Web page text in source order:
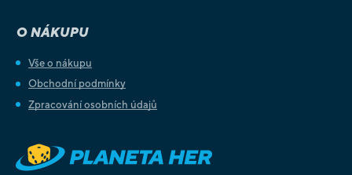
O NÁKUPU
Vše o nákupu
Obchodní podmínky
Zpracování osobních údajů